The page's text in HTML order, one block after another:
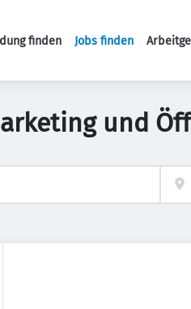
finden Jobs finden
und